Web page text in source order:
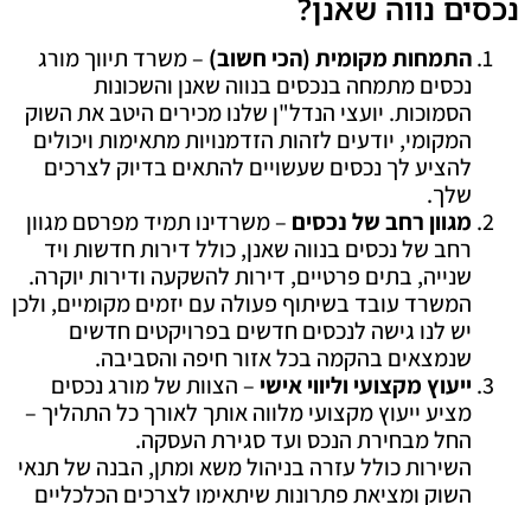
נכסים נווה שאנן?
התמחות מקומית (הכי חשוב) – משרד תיווך מורג
נכסים מתמחה בנכסים בנווה שאנן והשכונות
הסמוכות. יועצי הנדל"ן שלנו מכירים היטב את השוק
המקומי, יודעים לזהות הזדמנויות מתאימות ויכולים
להציע לך נכסים שעשויים להתאים בדיוק לצרכים
שלך.
מגוון רחב של נכסים – משרדינו תמיד מפרסם מגוון
רחב של נכסים בנווה שאנן, כולל דירות חדשות ויד
שנייה, בתים פרטיים, דירות להשקעה ודירות יוקרה.
המשרד עובד בשיתוף פעולה עם יזמים מקומיים, ולכן
יש לנו גישה לנכסים חדשים בפרויקטים חדשים
שנמצאים בהקמה בכל אזור חיפה והסביבה.
ייעוץ מקצועי וליווי אישי – הצוות של מורג נכסים
מציע ייעוץ מקצועי מלווה אותך לאורך כל התהליך –
החל מבחירת הנכס ועד סגירת העסקה.
השירות כולל עזרה בניהול משא ומתן, הבנה של תנאי
השוק ומציאת פתרונות שיתאימו לצרכים הכלכליים